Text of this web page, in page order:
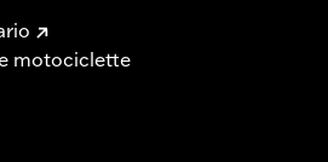
motociclette